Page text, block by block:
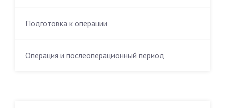
Подготовка к операции
Операция и послеоперационный период